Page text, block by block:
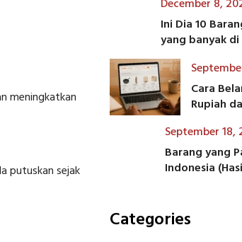
meningkatkan
putuskan sejak
December 8,
Ini Dia 10
yang banyak
Cara
Rupiah
September 18,
Barang yang
Indonesia
Categories